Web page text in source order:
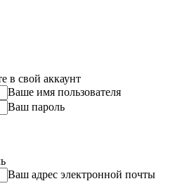
в свой аккаунт
Ваше имя пользователя
Ваш пароль
Ваш адрес электронной почты